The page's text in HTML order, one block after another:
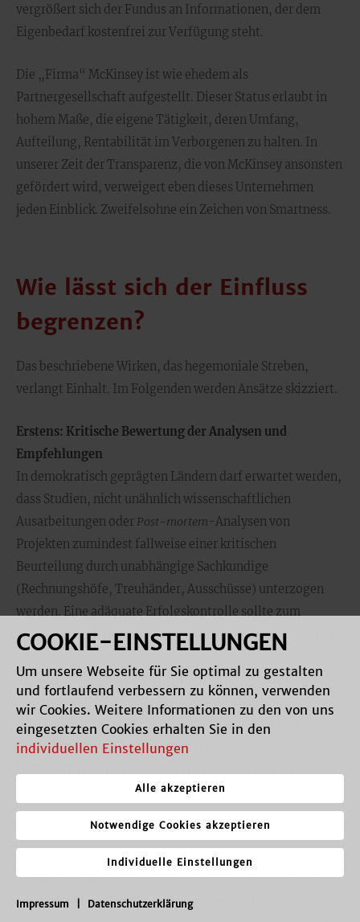
vergrößert sich der Fundus an Informationen, der dem
Eigenbedarf kostenfrei zur Verfügung steht.
Die „Firma“ McKinsey ist wie ehedem als
Partnergesellschaft aufgestellt. Dieser Status erlaubt in
hohem Maße, die eigene Tätigkeit, deren Umfang,
Aufteilung, Rentabilität im Verborgenen zu halten. In
unserer Zeit der Transparenz, die von McKinsey ansonsten
gefördert wird, verweigert eben dieses Unternehmen
jeden Einblick. Zweifelsohne ein Zeichen von Smartness.
Wie lässt sich der Einfluss
begrenzen?
Das beschriebene Wirken, das hegemoniale Streben,
verlangt Einhalt. Im Folgenden werden Ansätze skizziert.
Erstens: Kritische Bewertung der Analysen und
Empfehlungen
In demokratisch geprägten Ländern darf erwartet werden,
dass Studien, nicht unähnlich wissenschaftlichen
Ausarbeitungen oder Post-mortem-Analysen von
Projekten zumindest fallweise einer kritischen
Beurteilung durch unabhängige Sachkundige
(Rechnungshöfe, Treuhänder, Ausschüsse) unterzogen
werden. Eine adäquate Erfolgskontrolle sollte zum
Standard werden(33). Bei McKinsey-Beratungsprojekten
die Vertraulichkeit betreffend, jedoch ausgeschlossen.
Darum ist auf Vertragsänderungen zu drängen.
Öffentlich-finanzierte Studien und Empfehlungen
(Preferred Options) sollten jedenfalls nach einer
Unternehmen/Institutionen unterlassen entgegen ihrer
ständig betonten Vorsicht eine kritische Bewertung von
McKinsey-Beratungen, weil ein eingebautes Bias und der
Mangel eigener Analysefähigkeit offenkundig würden,
sowie das Engagement von „Allgemein“-Beratern
COOKIE-EINSTELLUNGEN
Um unsere Webseite für Sie optimal zu gestalten
und fortlaufend verbessern zu können, verwenden
wir Cookies. Weitere Informationen zu den von uns
eingesetzten Cookies erhalten Sie in den
individuellen Einstellungen
Alle akzeptieren
Notwendige Cookies akzeptieren
Impressum Datenschutzerklärung
Individuelle Einstellungen